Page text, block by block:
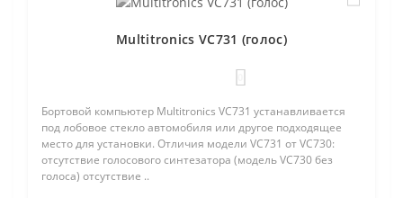
Multitronics VC731 (голос)
Бортовой компьютер Multitronics VC731 устанавливается
под лобовое стекло автомобиля или другое подходящее
место для установки. Отличия модели VC731 от VC730:
отсутствие голосового синтезатора (модель VC730 без
голоса) отсутствие ..